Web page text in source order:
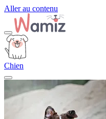
Aller au contenu
Chien